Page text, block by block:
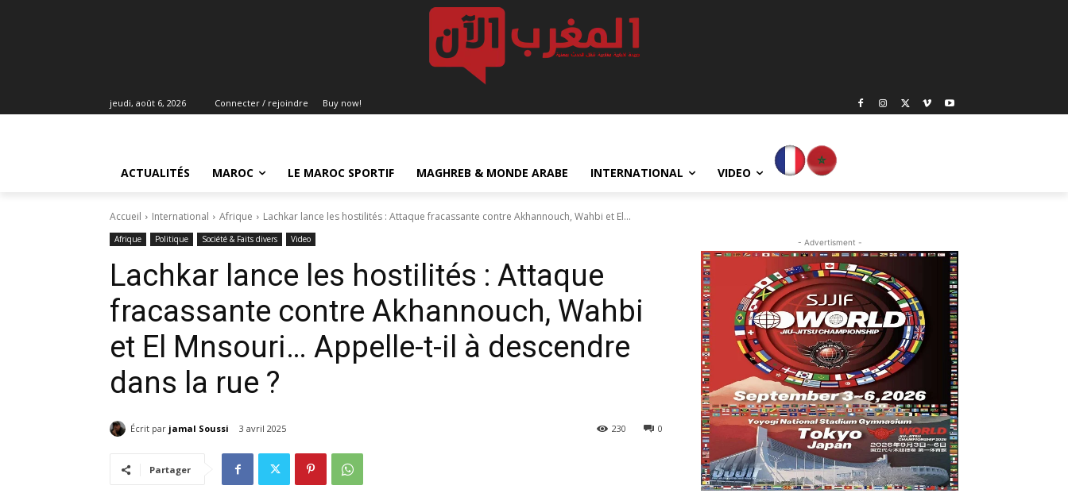
jeudi, août 6, 2026 Connecter / rejoindre Buy now!
ACTUALITÉS MAROC LE MAROC SPORTIF MAGHREB & MONDE ARABE INTERNATIONAL VIDEO
Accueil International Afrique Lachkar lance les hostilités : Attaque fracassante contre Akhannouch, Wahbi et El...
Afrique Politique Société & Faits divers Video
Lachkar lance les hostilités : Attaque
fracassante contre Akhannouch, Wahbi
et El Mnsouri… Appelle-t-il à descendre
dans la rue ?
Écrit par jamal Soussi 3 avril 2025 0
230
Partager
- Advertisment -